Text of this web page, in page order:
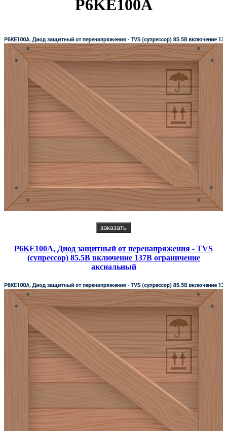
P6KE100A
заказать
P6KE100A, Диод защитный от перенапряжения - TVS
(супрессор) 85.5В включение 137В ограничение
аксиальный